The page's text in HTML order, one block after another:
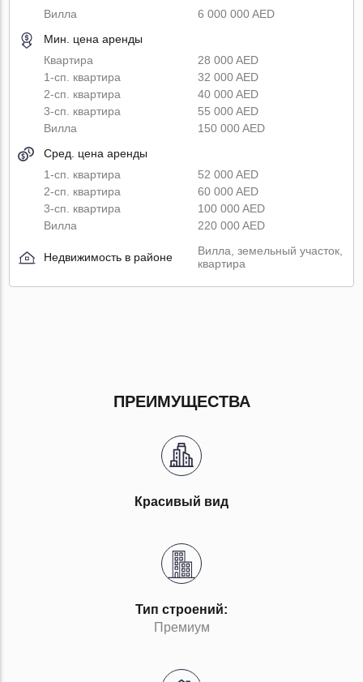
Вилла
6 000 000 AED
Мин. цена аренды
Квартира
28 000 AED
1-сп. квартира
32 000 AED
2-сп. квартира
40 000 AED
3-сп. квартира
55 000 AED
Вилла
150 000 AED
Сред. цена аренды
1-сп. квартира
52 000 AED
2-сп. квартира
60 000 AED
3-сп. квартира
100 000 AED
Вилла
220 000 AED
Недвижимость в районе
Вилла, земельный участок,
квартира
ПРЕИМУЩЕСТВА
Красивый вид
Тип строений:
Премиум